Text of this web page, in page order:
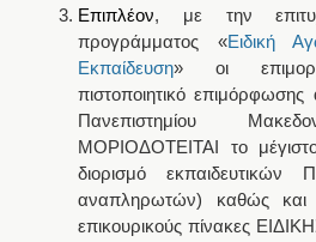
Επιπλέον, με την
προγράμματος «Ειδική
Εκπαίδευση» οι
πιστοποιητικό
Πανεπιστημίου
ΜΟΡΙΟΔΟΤΕΙΤΑΙ το
διορισμό
αναπληρωτών) καθώς
επικουρικούς πίνακες